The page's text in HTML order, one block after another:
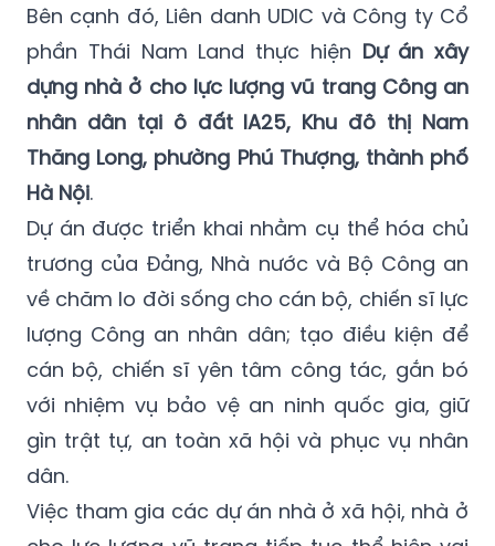
Bên cạnh đó, Liên danh UDIC và Công ty Cổ
phần Thái Nam Land thực hiện Dự án xây
dựng nhà ở cho lực lượng vũ trang Công an
nhân dân tại ô đất IA25, Khu đô thị Nam
Thăng Long, phường Phú Thượng, thành phố
Hà Nội.
Dự án được triển khai nhằm cụ thể hóa chủ
trương của Đảng, Nhà nước và Bộ Công an
về chăm lo đời sống cho cán bộ, chiến sĩ lực
lượng Công an nhân dân; tạo điều kiện để
cán bộ, chiến sĩ yên tâm công tác, gắn bó
với nhiệm vụ bảo vệ an ninh quốc gia, giữ
gìn trật tự, an toàn xã hội và phục vụ nhân
dân.
Việc tham gia các dự án nhà ở xã hội, nhà ở